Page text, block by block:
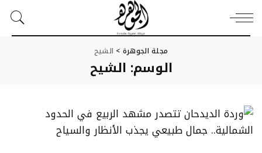
مجلة الجوهرة > الشيح
الوسم: الشيح